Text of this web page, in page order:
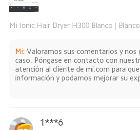
Mi Ionic Hair Dryer H300 Blanco | Blanco
Mi: Valoramos sus comentarios y nos
caso. Póngase en contacto con
atención al cliente de mi.com para
información y podamos mejorar su
1***6